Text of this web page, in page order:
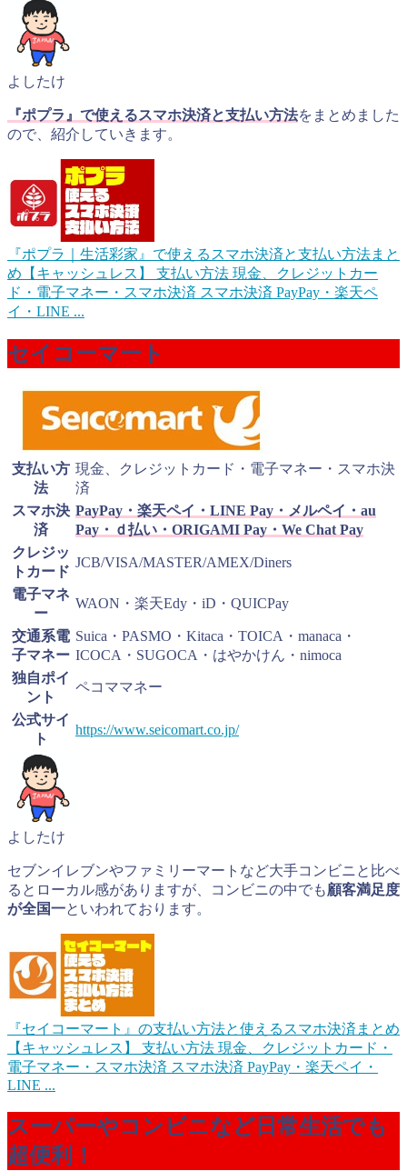
よしたけ
『ポプラ』で使えるスマホ決済と支払い方法をまとめました
ので、紹介していきます。
『ポプラ｜生活彩家』で使えるスマホ決済と支払い方法まと
め【キャッシュレス】
支払い方法 現金、クレジットカー
ド・電子マネー・スマホ決済 スマホ決済 PayPay・楽天ペ
イ・LINE ...
セイコーマート
支払い方
法
現金、クレジットカード・電子マネー・スマホ決
済
スマホ決
済
PayPay・楽天ペイ・LINE Pay・メルペイ・au
Pay・ｄ払い・ORIGAMI Pay・We Chat Pay
クレジッ
トカード
JCB/VISA/MASTER/AMEX/Diners
電子マネ
ー
WAON・楽天Edy・iD・QUICPay
交通系電
子マネー
Suica・PASMO・Kitaca・TOICA・manaca・
ICOCA・SUGOCA・はやかけん・nimoca
独自ポイ
ント
ペコママネー
公式サイ
ト
https://www.seicomart.co.jp/
よしたけ
セブンイレブンやファミリーマートなど大手コンビニと比べ
るとローカル感がありますが、コンビニの中でも顧客満足度
が全国一といわれております。
『セイコーマート』の支払い方法と使えるスマホ決済まとめ
【キャッシュレス】
支払い方法 現金、クレジットカード・
電子マネー・スマホ決済 スマホ決済 PayPay・楽天ペイ・
LINE ...
スーパーやコンビニなど日常生活でも
超便利！